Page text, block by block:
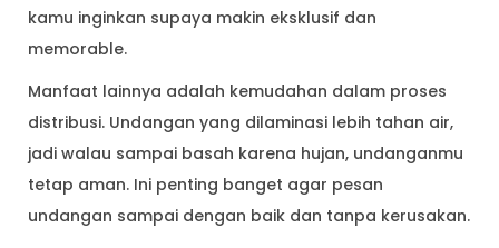
kamu inginkan supaya makin eksklusif dan
memorable.
Manfaat lainnya adalah kemudahan dalam proses
distribusi. Undangan yang dilaminasi lebih tahan air,
jadi walau sampai basah karena hujan, undanganmu
tetap aman. Ini penting banget agar pesan
undangan sampai dengan baik dan tanpa kerusakan.